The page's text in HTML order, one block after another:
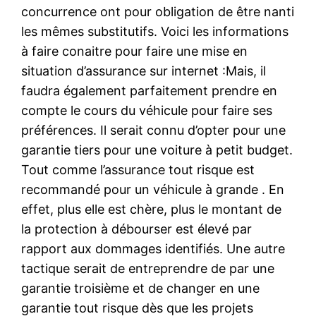
concurrence ont pour obligation de être nanti
les mêmes substitutifs. Voici les informations
à faire conaitre pour faire une mise en
situation d’assurance sur internet :Mais, il
faudra également parfaitement prendre en
compte le cours du véhicule pour faire ses
préférences. Il serait connu d’opter pour une
garantie tiers pour une voiture à petit budget.
Tout comme l’assurance tout risque est
recommandé pour un véhicule à grande . En
effet, plus elle est chère, plus le montant de
la protection à débourser est élevé par
rapport aux dommages identifiés. Une autre
tactique serait de entreprendre de par une
garantie troisième et de changer en une
garantie tout risque dès que les projets